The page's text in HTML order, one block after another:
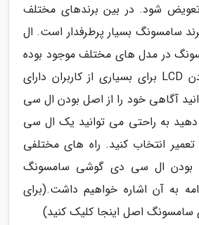
شود. در بین برندهای مختلف
سامسونگ بسیار پرطرفدار است. ال
در مدل های مختلف موجود بوده
که شناخت اصل بودن LCD برای بسیاری از کاربران دارای
آگاهی خود را از اصل بودن ال سی
به راحتی می توانید یک ال سی
انتخاب کنید. راه های مختلفی
بودن ال سی دی گوشی سامسونگ
به آن اشاره خواهیم داشت.(برای
اصل اینجا کلیک کنید)